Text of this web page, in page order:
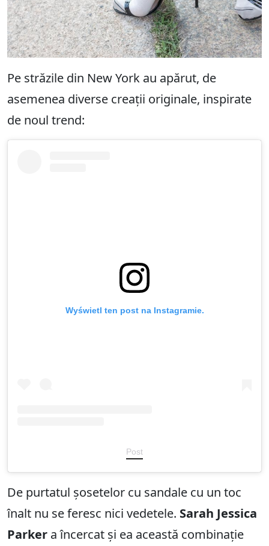
Pe străzile din New York au apărut, de
asemenea diverse creații originale, inspirate
de noul trend:
Wyświetl ten post na Instagramie.
Post
De purtatul șosetelor cu sandale cu un toc
înalt nu se feresc nici vedetele. Sarah Jessica
Parker a încercat și ea această combinație